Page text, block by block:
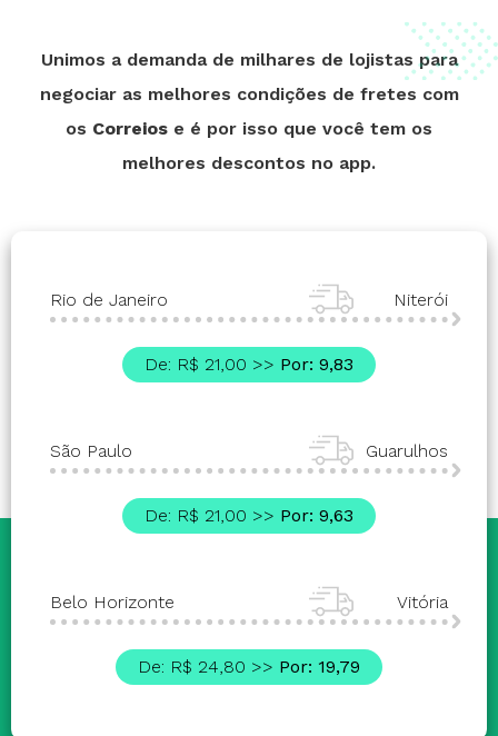
Unimos a demanda de milhares de lojistas para
negociar as melhores condições de fretes com
os Correios e é por isso que você tem os
melhores descontos no app.
Rio de Janeiro Niterói
De: R$ 21,00 >> Por: 9,83
São Paulo Guarulhos
De: R$ 21,00 >> Por: 9,63
Belo Horizonte Vitória
De: R$ 24,80 >> Por: 19,79